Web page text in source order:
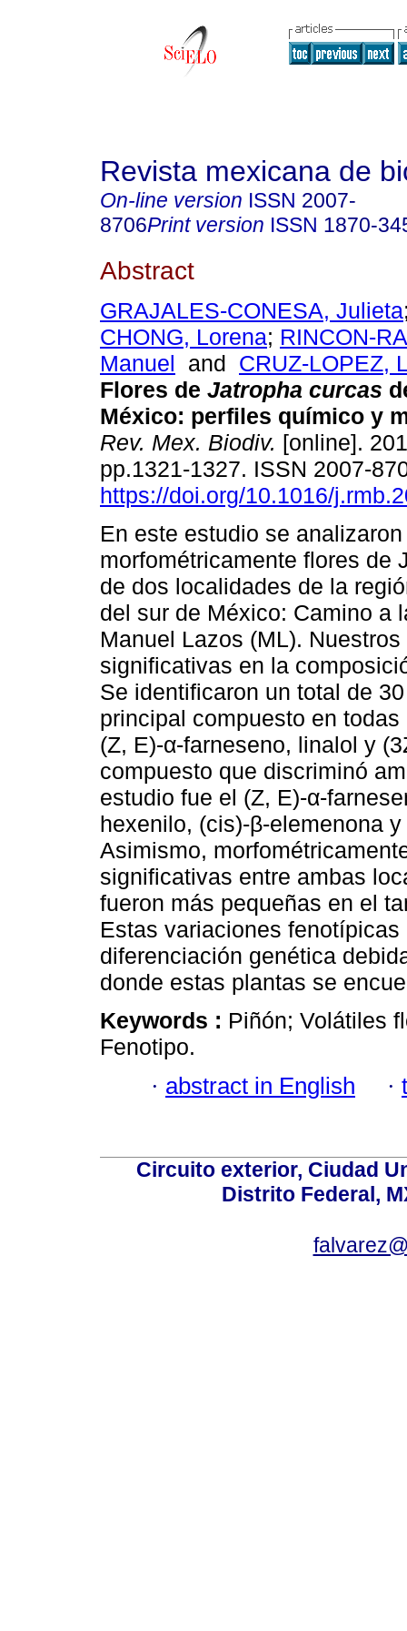
Revista mexicana de
On-line version ISSN 2007-
8706Print version ISSN 1870-
Abstract
GRAJALES-CONESA, Julieta
CHONG, Lorena; RINCON-
Manuel and CRUZ-LOPEZ,
Flores de Jatropha curcas
México: perfiles químico y
Rev. Mex. Biodiv. [online].
pp.1321-1327. ISSN 2007-
https://doi.org/10.1016/
En este estudio se
morfométricamente flores de
de dos localidades de la
del sur de México: Camino a
Manuel Lazos (ML).
significativas en la
Se identificaron un total de
principal compuesto en
(Z, E)-α-farneseno, linalol y
compuesto que discriminó
estudio fue el (Z, E)-α-
hexenilo, (cis)-β-elemenona
Asimismo,
significativas entre ambas
fueron más pequeñas en el
Estas variaciones
diferenciación genética
donde estas plantas se
Keywords : Piñón; Volátiles
Fenotipo.
· abstract in English ·
Circuito exterior, Ciudad
Distrito Federal,